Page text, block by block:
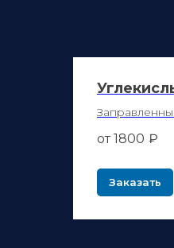
от 1800 ₽
Заказать